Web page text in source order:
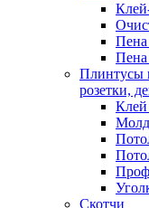
Пена
Пена
Плинтусы
розетки,
Клей
Скотчи